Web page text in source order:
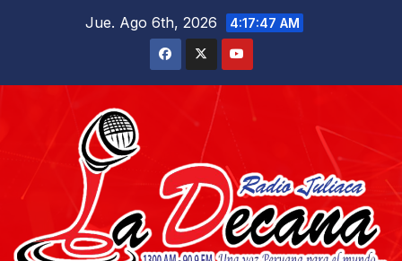
Jue. Ago 6th, 2026 4:17:48 AM